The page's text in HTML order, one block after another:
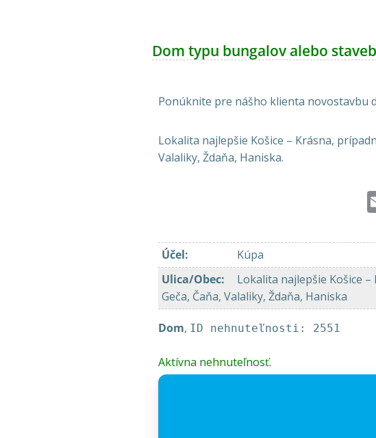
Dom typu bungalov alebo
Ponúknite pre nášho klienta novostavbu
Lokalita najlepšie Košice – Krásna,
Valaliky, Ždaňa, Haniska.
Účel:
Kúpa
Ulica/Obec:
Lokalita najlepšie Košice
Geča, Čaňa, Valaliky, Ždaňa, Haniska
Dom, ID nehnuteľnosti: 2551
Aktívna nehnuteľnosť.